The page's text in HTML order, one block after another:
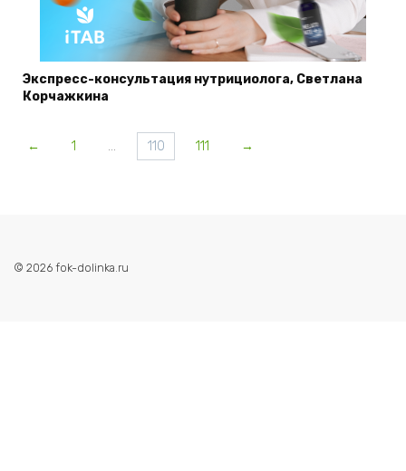
Экспресс-консультация нутрициолога, Светлана
Корчажкина
← 1 … 110 111 →
© 2026 fok-dolinka.ru